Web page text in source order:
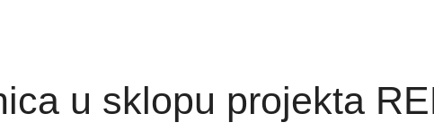
u sklopu projekta